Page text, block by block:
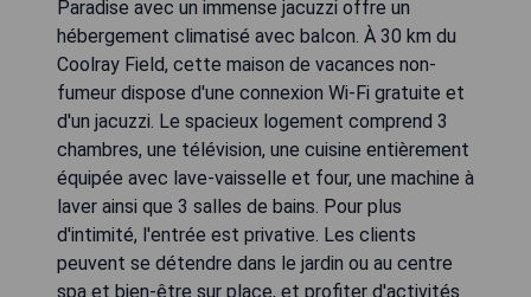
Paradise avec un immense jacuzzi offre un
hébergement climatisé avec balcon. À 30 km du
Coolray Field, cette maison de vacances non-
fumeur dispose d'une connexion Wi-Fi gratuite et
d'un jacuzzi. Le spacieux logement comprend 3
chambres, une télévision, une cuisine entièrement
équipée avec lave-vaisselle et four, une machine à
laver ainsi que 3 salles de bains. Pour plus
d'intimité, l'entrée est privative. Les clients
peuvent se détendre dans le jardin ou au centre
spa et bien-être sur place, et profiter d'activités